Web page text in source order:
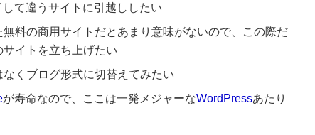
て違うサイトに引越ししたい
料の商用サイトだとあまり意味がないので、この際だ
イトを立ち上げたい
くブログ形式に切替えてみたい
が寿命なので、ここは一発メジャーなWordPressあたり